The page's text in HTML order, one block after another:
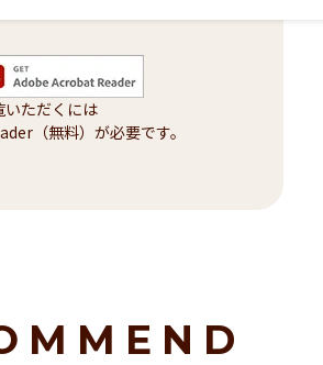
いただくには
（無料）が必要です。